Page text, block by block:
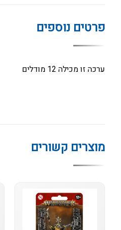
פרטים נוספים
ערכה זו מכילה 12 מודלים
מוצרים קשורים